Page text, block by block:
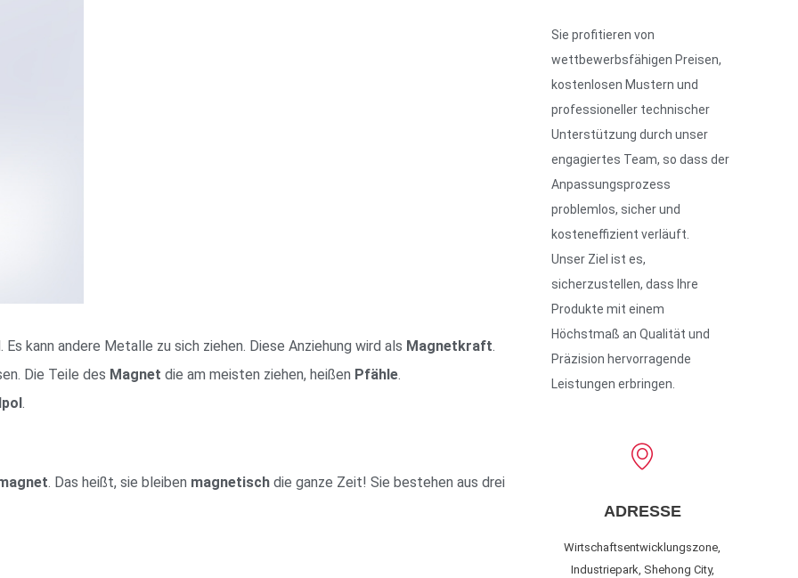
kann andere Metalle zu sich ziehen. Diese Anziehung wird als Magnetkraft.
Die Teile des Magnet die am meisten ziehen, heißen Pfähle.
.
. Das heißt, sie bleiben magnetisch die ganze Zeit! Sie bestehen aus drei
Sie profitieren von
wettbewerbsfähigen Preisen,
kostenlosen Mustern und
professioneller technischer
Unterstützung durch unser
engagiertes Team, so dass der
Anpassungsprozess
problemlos, sicher und
kosteneffizient verläuft.
Unser Ziel ist es,
sicherzustellen, dass Ihre
Produkte mit einem
Höchstmaß an Qualität und
Präzision hervorragende
Leistungen erbringen.
ADRESSE
Wirtschaftsentwicklungszone,
Industriepark, Shehong City,